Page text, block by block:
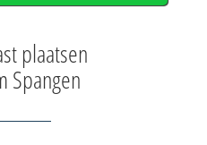
plaatsen
Spangen